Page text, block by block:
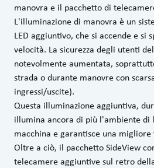
manovra e il pacchetto di
L'illuminazione di manovra è un
LED aggiuntivo, che si accende e si
velocità. La sicurezza degli utenti
notevolmente aumentata,
strada o durante manovre con
ingressi/uscite).
Questa illuminazione aggiuntiva,
illumina ancora di più l'ambiente di
macchina e garantisce una
Oltre a ciò, il pacchetto SideView
telecamere aggiuntive sul retro